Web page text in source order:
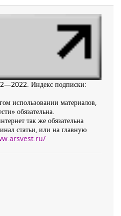
Индекс подписки:
использовании материалов,
обязательна.
так же обязательна
статьи, или на главную